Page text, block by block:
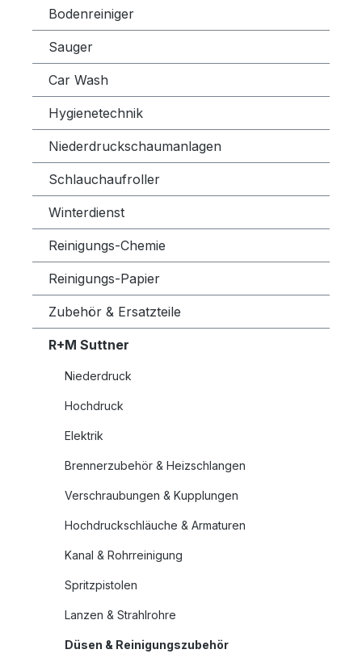
Bodenreiniger
Sauger
Car Wash
Hygienetechnik
Niederdruckschaumanlagen
Schlauchaufroller
Winterdienst
Reinigungs-Chemie
Reinigungs-Papier
Zubehör & Ersatzteile
R+M Suttner
Niederdruck
Hochdruck
Elektrik
Brennerzubehör & Heizschlangen
Verschraubungen & Kupplungen
Hochdruckschläuche & Armaturen
Kanal & Rohrreinigung
Spritzpistolen
Lanzen & Strahlrohre
Düsen & Reinigungszubehör